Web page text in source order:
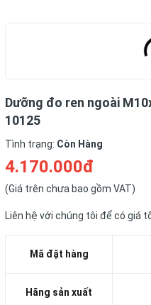
Dưỡng đo ren ngoài
10125
Tình trạng: Còn Hàng
4.170.000đ
(Giá trên chưa bao gồm VAT)
Liên hệ với chúng tôi để có giá
Mã đặt hàng
Hãng sản xuất